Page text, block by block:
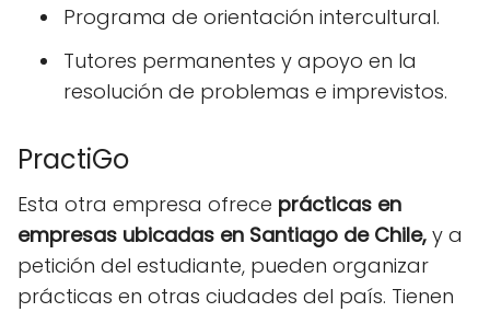
Programa de orientación intercultural.
Tutores permanentes y apoyo en la
resolución de problemas e imprevistos.
PractiGo
Esta otra empresa ofrece prácticas en
empresas ubicadas en Santiago de Chile, y a
petición del estudiante, pueden organizar
prácticas en otras ciudades del país. Tienen